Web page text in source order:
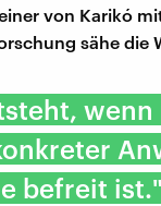
von Karikó
sähe die
befreit ist."